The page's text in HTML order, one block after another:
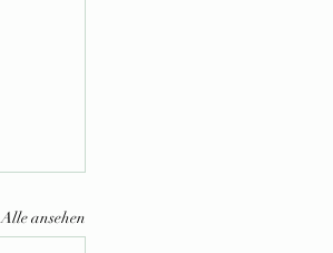
Alle ansehen